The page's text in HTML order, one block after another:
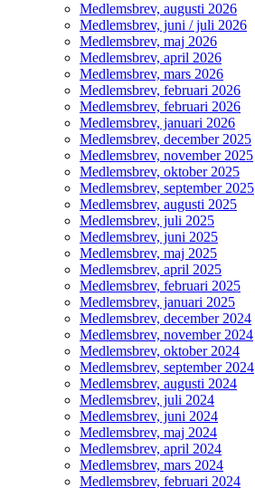
Medlemsbrev, augusti 2026
Medlemsbrev, juni / juli 2026
Medlemsbrev, maj 2026
Medlemsbrev, april 2026
Medlemsbrev, mars 2026
Medlemsbrev, februari 2026
Medlemsbrev, februari 2026
Medlemsbrev, januari 2026
Medlemsbrev, december 2025
Medlemsbrev, november 2025
Medlemsbrev, oktober 2025
Medlemsbrev, september 2025
Medlemsbrev, augusti 2025
Medlemsbrev, juli 2025
Medlemsbrev, juni 2025
Medlemsbrev, maj 2025
Medlemsbrev, april 2025
Medlemsbrev, februari 2025
Medlemsbrev, januari 2025
Medlemsbrev, december 2024
Medlemsbrev, november 2024
Medlemsbrev, oktober 2024
Medlemsbrev, september 2024
Medlemsbrev, augusti 2024
Medlemsbrev, juli 2024
Medlemsbrev, juni 2024
Medlemsbrev, maj 2024
Medlemsbrev, april 2024
Medlemsbrev, mars 2024
Medlemsbrev, februari 2024